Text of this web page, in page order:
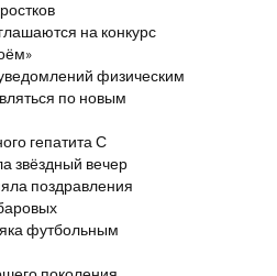
на конкурс
физическим
по новым
гепатита С
звёздный вечер
поздравления
футбольным